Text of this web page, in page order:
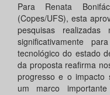
Para Renata
(Copes/UFS), esta
pesquisas
significativamente
tecnológico do estado
da proposta reafirma
progresso e o impacto
um marco